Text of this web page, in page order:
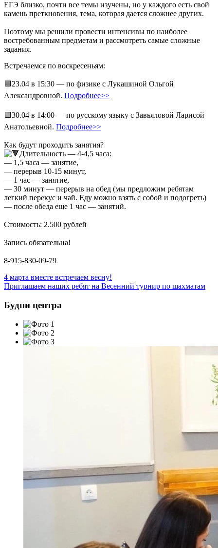
ЕГЭ близко, почти все темы изучены, но у каждого есть свой
камень преткновения, тема, которая дается сложнее других.
Поэтому мы решили провести интенсивы по наиболее
востребованным предметам и рассмотреть самые сложные
задания.
Встречаемся по воскресеньям:
🟩23.04 в 15:30 — по физике с Лукашиной Ольгой
Александровной. Подробнее>>
🟩30.04 в 14:00 — по русскому языку с Завьяловой Ларисой
Анатольевной. Подробнее>>
Как будут проходить занятия?
Длительность — 4-4,5 часа:
— 1,5 часа — занятие,
— перерыв 10-15 минут,
— 1 час — занятие,
— 30 минут — перерыв на обед (мы предложим ребятам
легкий перекус и чай. Еду можно взять с собой и подогреть)
— после обеда еще 1 час — занятий.
Стоимость: 2.500 рублей
Запись обязательна!
8-915-830-09-79
Навигация
по
записям
4 марта вместе встречаем весну!
Приглашаем наших ребят на Весенний турнир по шахматам
Будни центра